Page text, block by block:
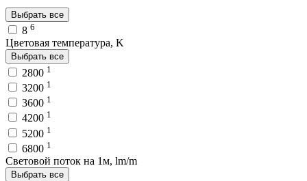
Выбрать все
8 6
Цветовая температура, K
Выбрать все
2800 1
3200 1
3600 1
4200 1
5200 1
6800 1
Световой поток на 1м, lm/m
Выбрать все